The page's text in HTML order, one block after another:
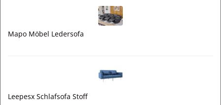
Mapo Möbel Ledersofa
Leepesx Schlafsofa Stoff